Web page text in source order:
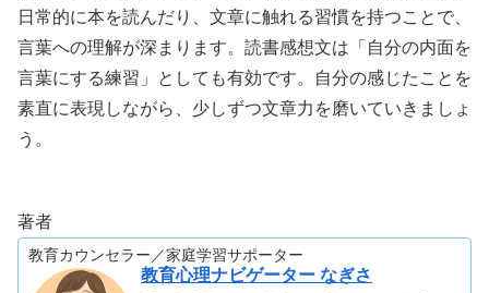
日常的に本を読んだり、文章に触れる習慣を持つことで、
言葉への理解が深まります。読書感想文は「自分の内面を
言葉にする練習」としても有効です。自分の感じたことを
素直に表現しながら、少しずつ文章力を磨いていきましょ
う。
著者
教育カウンセラー／家庭学習サポーター
教育心理ナビゲーター なぎさ